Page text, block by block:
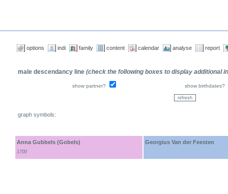
options indi family content calendar analyse report
male descendancy line (check the following boxes to display additional
show partner? show birthdates?
graph symbols:
Anna Gubbels (Gobels)
1700
Georgius Van der Feesten